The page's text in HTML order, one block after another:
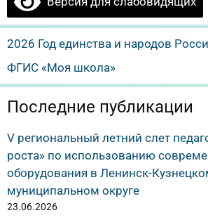
2026 Год единства и народов
ФГИС «Моя школа»
Последние публикации
V региональный летний слет
роста» по использованию
оборудования в Ленинск-
муниципальном округе
23.06.2026